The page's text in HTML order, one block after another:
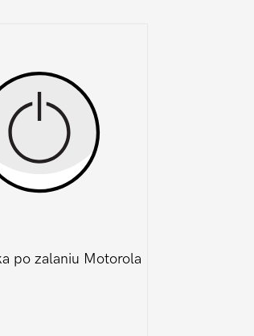
po zalaniu Motorola